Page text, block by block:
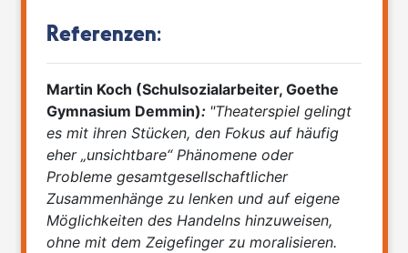
Referenzen:
Martin Koch (Schulsozialarbeiter, Goethe
Gymnasium Demmin): "Theaterspiel gelingt
es mit ihren Stücken, den Fokus auf häufig
eher „unsichtbare“ Phänomene oder
Probleme gesamtgesellschaftlicher
Zusammenhänge zu lenken und auf eigene
Möglichkeiten des Handelns hinzuweisen,
ohne mit dem Zeigefinger zu moralisieren.